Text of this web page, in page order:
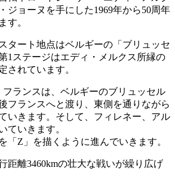
ジョーヌを手にした1969年から50周年
す。
タート地点はベルギーの「ブリュッセ
1ステージはエディ・メルクス所縁の
されています。
フランスは、ベルギーのブリュッセル
フランスへと渡り、東側を通りながら
いきます。そして、フィレネー、アル
ていきます。
「Z」を描くように進んでいきます。
距離3460kmの壮大な戦いが繰り広げ